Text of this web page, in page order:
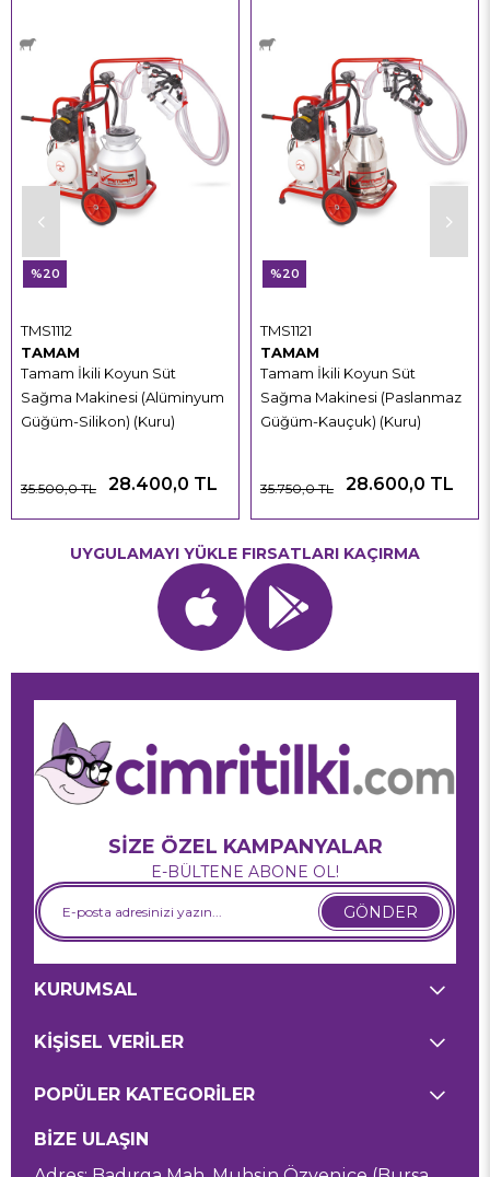
TAMAM
Tamam İkili Koyun Süt
Sağma Makinesi (Alüminyum
Güğüm-Silikon) (Kuru)
TMS1112
28.400,0 TL
35.500,0 TL
%20
TAMAM
Tamam İkili Koyun Süt
Sağma Makinesi (Paslanmaz
Güğüm-Kauçuk) (Kuru)
TMS1121
28.600,0 TL
35.750,0 TL
%20
UYGULAMAYI YÜKLE FIRSATLARI KAÇIRMA
SİZE ÖZEL KAMPANYALAR
E-BÜLTENE ABONE OL!
GÖNDER
KURUMSAL
KİŞİSEL VERİLER
POPÜLER KATEGORİLER
BİZE ULAŞIN